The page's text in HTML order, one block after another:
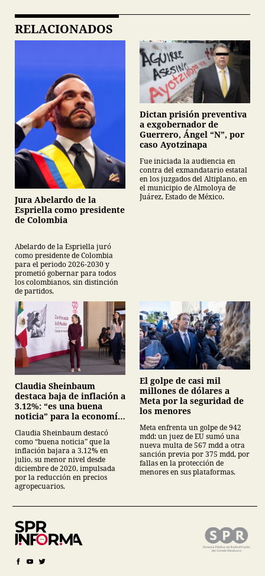
RELACIONADOS
Jura Abelardo de la
Espriella como presidente
de Colombia
Abelardo de la Espriella juró
como presidente de Colombia
para el periodo 2026-2030 y
prometió gobernar para todos
los colombianos, sin distinción
de partidos.
Dictan prisión preventiva
a exgobernador de
Guerrero, Ángel “N”, por
caso Ayotzinapa
Fue iniciada la audiencia en
contra del exmandatario estatal
en los juzgados del Altiplano, en
el municipio de Almoloya de
Juárez, Estado de México.
Claudia Sheinbaum
destaca baja de inflación a
3.12%: “es una buena
noticia” para la economía
Claudia Sheinbaum destacó
como “buena noticia” que la
inflación bajara a 3.12% en
julio, su menor nivel desde
diciembre de 2020, impulsada
por la reducción en precios
agropecuarios.
El golpe de casi mil
millones de dólares a
Meta por la seguridad de
los menores
Meta enfrenta un golpe de 942
mdd: un juez de EU sumó una
nueva multa de 567 mdd a otra
sanción previa por 375 mdd, por
fallas en la protección de
menores en sus plataformas.